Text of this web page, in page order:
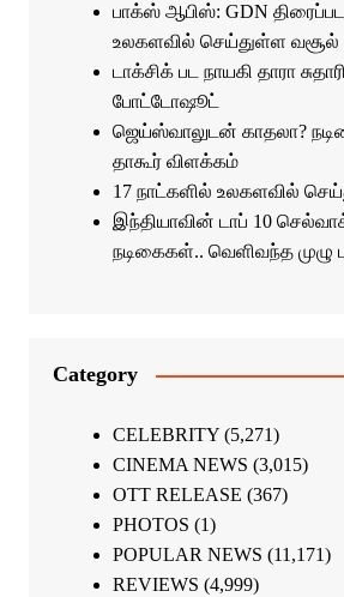
பாக்ஸ் ஆபிஸ்: GDN
உலகளவில் செய்துள்ள வசூல்
டாக்சிக் பட நாயகி தாரா
போட்டோஷூட்
ஜெய்ஸ்வாலுடன் காதலா?
தாகூர் விளக்கம்
17 நாட்களில் உலகளவில்
இந்தியாவின் டாப் 10
நடிகைகள்.. வெளிவந்த முழு
Category
CELEBRITY(5,271)
CINEMA NEWS (3,015)
OTT RELEASE (367)
PHOTOS (1)
POPULAR NEWS (11,171)
REVIEWS (4,999)